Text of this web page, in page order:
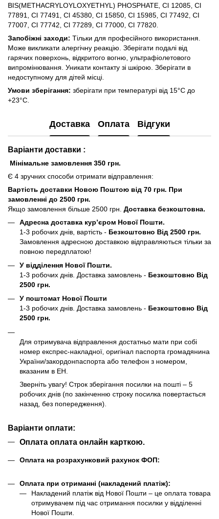
BIS(METHACRYLOYLOXYETHYL) PHOSPHATE, CI 12085, CI
77891, CI 77491, CI 45380, CI 15850, CI 15985, CI 77492, CI
77007, CI 77742, CI 77289, CI 77000, CI 77820.
Запобіжні заходи: Тільки для професійного використання.
Може викликати алергічну реакцію. Зберігати подалі від
гарячих поверхонь, відкритого вогню, ультрафіолетового
випромінювання. Уникати контакту зі шкірою. Зберігати в
недоступному для дітей місці.
Умови зберігання: зберігати при температурі від 15°C до
+23°C.
Доставка Оплата Відгуки
Варіанти доставки :
Мінімальне замовлення 350 грн.
Є 4 зручних способи отримати відправлення:
Вартість доставки Новою Поштою від 70 грн. При
замовленні до 2500 грн.
Якщо замовлення більше 2500 грн. Доставка безкоштовна.
Адресна доставка кур’єром Нової Пошти.
1-3 робочих днів, вартість - Безкоштовно Від 2500 грн.
Замовлення адресною доставкою відправляються тільки за
повною передплатою!
У відділення Нової Пошти.
1-3 робочих днів. Доставка замовлень - Безкоштовно Від
2500 грн.
У поштомат Нової Пошти
1-3 робочих днів. Доставка замовлень - Безкоштовно Від
2500 грн.
Для отримувача відправлення достатньо мати при собі
номер експрес-накладної, оригінал паспорта громадянина
України/закордонпаспорта або телефон з номером,
вказаним в ЕН.
Зверніть увагу! Строк зберігання посилки на пошті – 5
робочих днів (по закінченню строку посилка повертається
назад, без попередження).
Варіанти оплати:
Оплата оплата онлайн карткою.
Оплата на розрахунковий рахунок ФОП:
Оплата при отриманні (накладений платіж):
Накладений платіж від Нової Пошти – це оплата товара
отримувачем під час отримання посилки у відділенні
Нової Пошти.